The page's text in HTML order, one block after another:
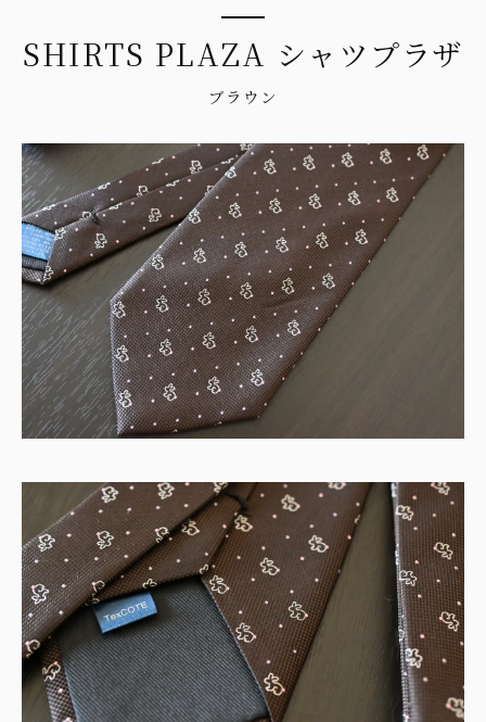
SHIRTS PLAZA シャツプラザ
ブラウン